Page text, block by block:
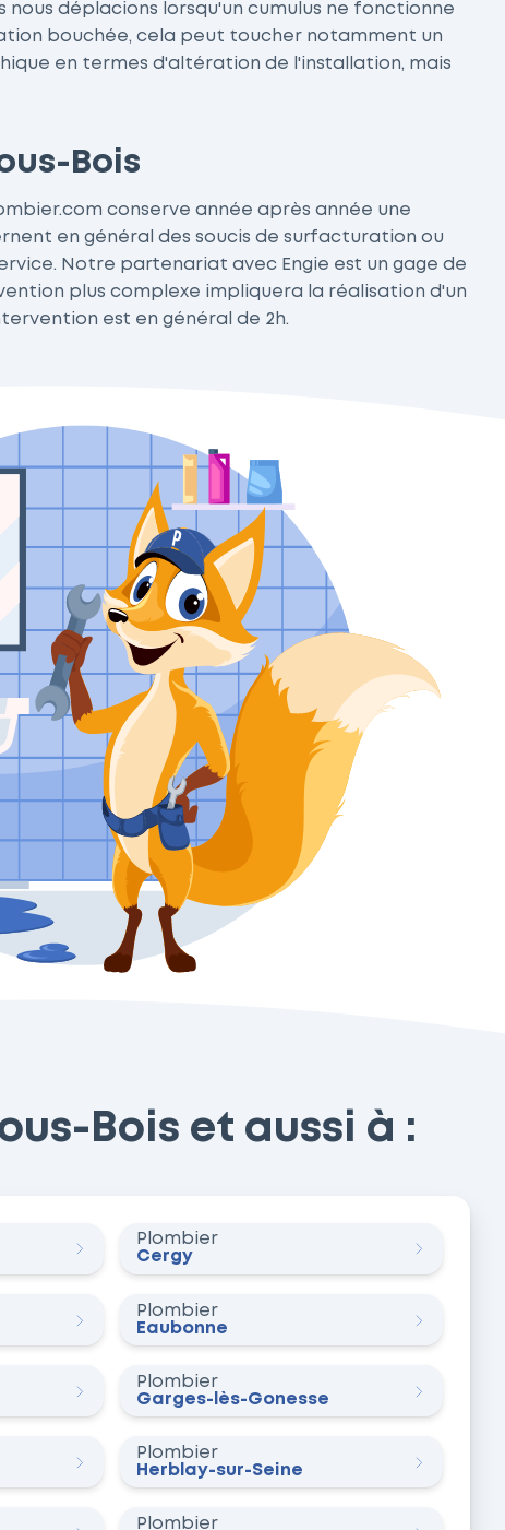
déplacions lorsqu'un cumulus ne fonctionne
bouchée, cela peut toucher notamment un
en termes d'altération de l'installation, mais
Bois
conserve année après année une
en général des soucis de surfacturation ou
Notre partenariat avec Engie est un gage de
plus complexe impliquera la réalisation d'un
est en général de 2h.
Bois et aussi à :
Plombier
Cergy
Plombier
Eaubonne
Plombier
Garges-lès-Gonesse
Plombier
Herblay-sur-Seine
Plombier